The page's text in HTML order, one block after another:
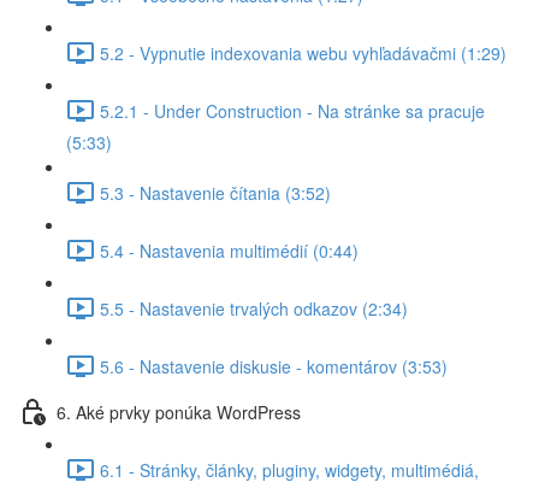
5.2 - Vypnutie indexovania webu vyhľadávačmi (1:29)
5.2.1 - Under Construction - Na stránke sa pracuje
(5:33)
5.3 - Nastavenie čítania (3:52)
5.4 - Nastavenia multimédií (0:44)
5.5 - Nastavenie trvalých odkazov (2:34)
5.6 - Nastavenie diskusie - komentárov (3:53)
6. Aké prvky ponúka WordPress
6.1 - Stránky, články, pluginy, widgety, multimédiá,